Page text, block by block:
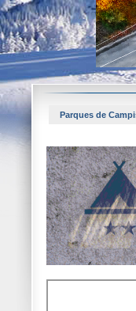
Parques de